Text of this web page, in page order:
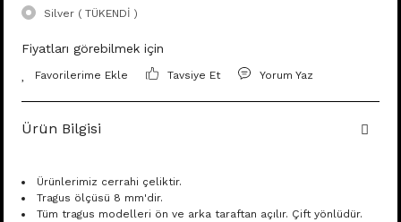
Silver ( TÜKENDİ )
Fiyatları görebilmek için
Tavsiye Et Yorum Yaz
Ürün Bilgisi
Ürünlerimiz cerrahi çeliktir.
Tragus ölçüsü 8 mm'dir.
Tüm tragus modelleri ön ve arka taraftan açılır. Çift yönlüdür.